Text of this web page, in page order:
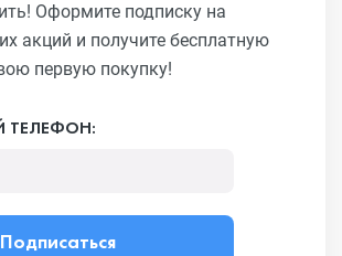
Оформите подписку на
акций и получите бесплатную
первую покупку!
ТЕЛЕФОН:
Подписаться